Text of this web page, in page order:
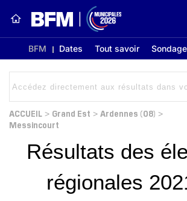
BFM Dates Tout savoir
ACCUEIL > Grand Est > Ardennes (08) >
Messincourt
Résultats des
régionales